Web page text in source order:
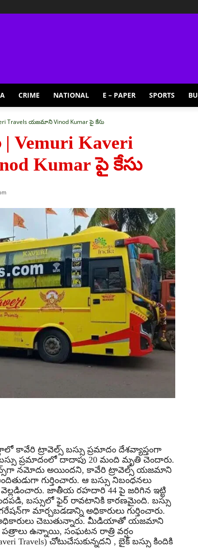
CRIME NATIONAL E – PAPER SPORTS
Travels యజమాని Vinod Kumar పై కేసు
Vemuri Kaveri
Kumar పై కేసు
కావేరి ట్రావెల్స్ బస్సు ప్రమాదం దేశవ్యాప్తంగా
ప్రమాదంలో దాదాపు 20 మంది మృతి చెందారు.
నమోదు అయిందని, కావేరి ట్రావెల్స్ యజమాని
గుర్తించారు. ఆ బస్సు నిబంధనలు
వెల్లడించారు. జాతీయ రహదారి 44 పై జరిగిన ఇట్టి
బస్సులో ఫైర్ రావటానికి కారణమైంది. బస్సు
మార్చబడడాన్ని అధికారులు గుర్తించారు.
అధికారులు చెబుతున్నారు. మీడియాతో యజమాని
పత్రాలు ఉన్నాయి, సంఘటన రాత్రి వర్షం
Travels) చోటుచేసుకున్నదని , బైక్ బస్సు కిందికి